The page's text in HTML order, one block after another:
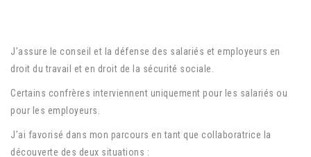
J’assure le conseil et la défense des salariés et employeurs en
droit du travail et en droit de la sécurité sociale.
Certains confrères interviennent uniquement pour les salariés ou
pour les employeurs.
J’ai favorisé dans mon parcours en tant que collaboratrice la
découverte des deux situations :